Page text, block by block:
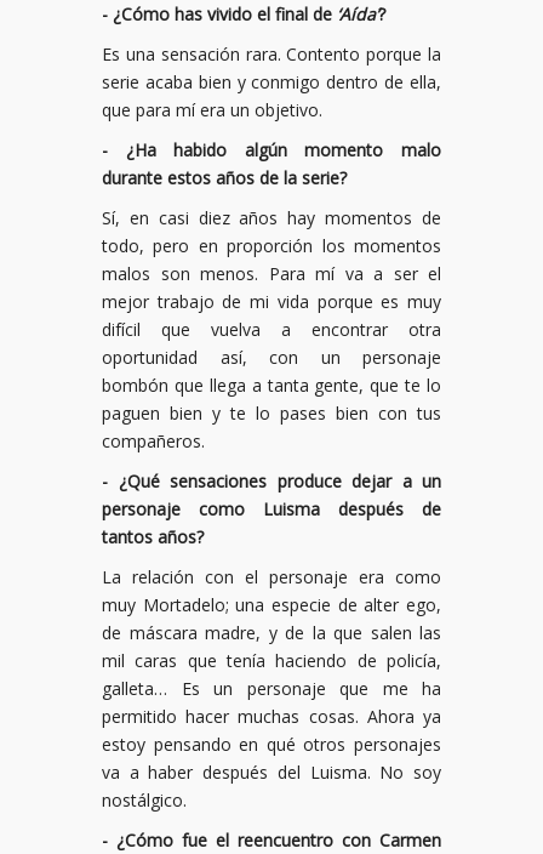
- ¿Cómo has vivido el final de ‘Aída’?
Es una sensación rara. Contento porque la
serie acaba bien y conmigo dentro de ella,
que para mí era un objetivo.
- ¿Ha habido algún momento malo
durante estos años de la serie?
Sí, en casi diez años hay momentos de
todo, pero en proporción los momentos
malos son menos. Para mí va a ser el
mejor trabajo de mi vida porque es muy
difícil que vuelva a encontrar otra
oportunidad así, con un personaje
bombón que llega a tanta gente, que te lo
paguen bien y te lo pases bien con tus
compañeros.
- ¿Qué sensaciones produce dejar a un
personaje como Luisma después de
tantos años?
La relación con el personaje era como
muy Mortadelo; una especie de alter ego,
de máscara madre, y de la que salen las
mil caras que tenía haciendo de policía,
galleta… Es un personaje que me ha
permitido hacer muchas cosas. Ahora ya
estoy pensando en qué otros personajes
va a haber después del Luisma. No soy
nostálgico.
- ¿Cómo fue el reencuentro con Carmen